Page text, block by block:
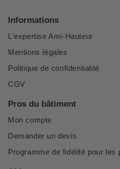
Informations
L'expertise Ami-Hauteur
Mentions légales
Politique de confidentialité
CGV
Pros du bâtiment
Mon compte
Demander un devis
Programme de fidélité pour les